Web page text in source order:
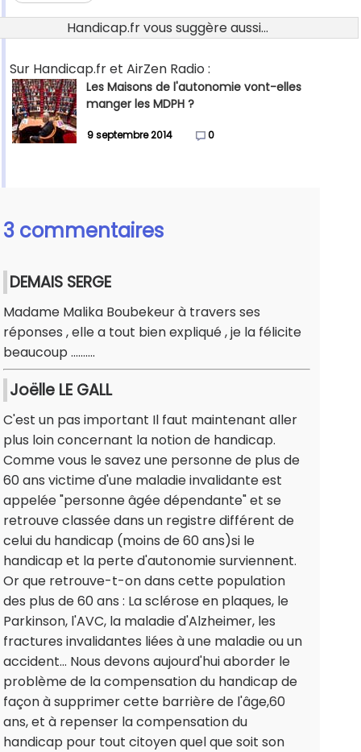
Handicap.fr vous suggère aussi...
Sur Handicap.fr et AirZen Radio :
Les Maisons de l'autonomie vont-elles
manger les MDPH ?
9 septembre 2014 0
3 commentaires
DEMAIS SERGE
Madame Malika Boubekeur à travers ses
réponses , elle a tout bien expliqué , je la félicite
beaucoup ..........
Joëlle LE GALL
C'est un pas important Il faut maintenant aller
plus loin concernant la notion de handicap.
Comme vous le savez une personne de plus de
60 ans victime d'une maladie invalidante est
appelée "personne âgée dépendante" et se
retrouve classée dans un registre différent de
celui du handicap (moins de 60 ans)si le
handicap et la perte d'autonomie surviennent.
Or que retrouve-t-on dans cette population
des plus de 60 ans : La sclérose en plaques, le
Parkinson, l'AVC, la maladie d'Alzheimer, les
fractures invalidantes liées à une maladie ou un
accident... Nous devons aujourd'hui aborder le
problème de la compensation du handicap de
façon à supprimer cette barrière de l'âge,60
ans, et à repenser la compensation du
handicap pour tout citoyen quel que soit son